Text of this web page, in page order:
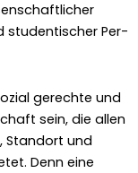
stu­den­tis­ch­er Per­
gerechte und
sein, die allen
Stan­dort und
Denn eine